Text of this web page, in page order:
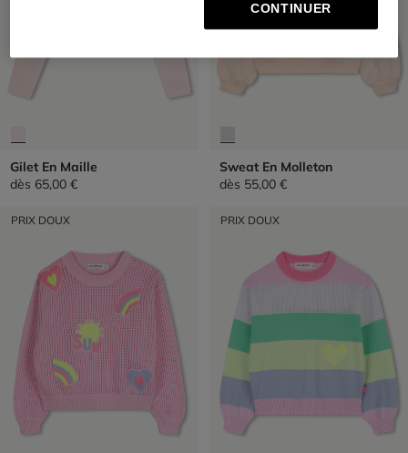
Gilet En Maille
dès 65,00 €
Sweat En Molleton
dès 55,00 €
PRIX DOUX PRIX DOUX
CONTINUER